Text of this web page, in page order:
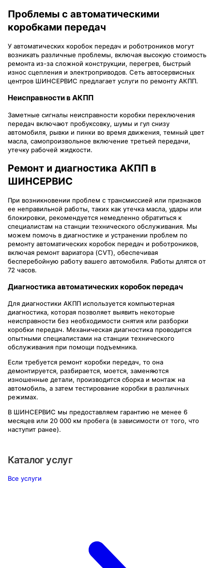
Проблемы с автоматическими
коробками передач
У автоматических коробок передач и роботроников могут
возникать различные проблемы, включая высокую стоимость
ремонта из-за сложной конструкции, перегрев, быстрый
износ сцепления и электроприводов. Сеть автосервисных
центров ШИНСЕРВИС предлагает услуги по ремонту АКПП.
Неисправности в АКПП
Заметные сигналы неисправности коробки переключения
передач включают пробуксовку, шумы и гул снизу
автомобиля, рывки и пинки во время движения, темный цвет
масла, самопроизвольное включение третьей передачи,
утечку рабочей жидкости.
Ремонт и диагностика АКПП в
ШИНСЕРВИС
При возникновении проблем с трансмиссией или признаков
ее неправильной работы, таких как утечка масла, удары или
блокировки, рекомендуется немедленно обратиться к
специалистам на станции технического обслуживания. Мы
можем помочь в диагностике и устранении проблем по
ремонту автоматических коробок передач и роботроников,
включая ремонт вариатора (CVT), обеспечивая
бесперебойную работу вашего автомобиля. Работы длятся от
72 часов.
Диагностика автоматических коробок передач
Для диагностики АКПП используется компьютерная
диагностика, которая позволяет выявить некоторые
неисправности без необходимости снятия или разборки
коробки передач. Механическая диагностика проводится
опытными специалистами на станции технического
обслуживания при помощи подъемника.
Если требуется ремонт коробки передач, то она
демонтируется, разбирается, моется, заменяются
изношенные детали, производится сборка и монтаж на
автомобиль, а затем тестирование коробки в различных
режимах.
В ШИНСЕРВИС мы предоставляем гарантию не менее 6
месяцев или 20 000 км пробега (в зависимости от того, что
наступит ранее).
Каталог услуг
Все услуги